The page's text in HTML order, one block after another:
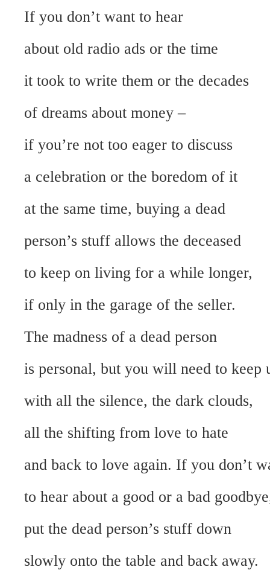
If you don’t want to hear
about old radio ads or the time
it took to write them or the decades
of dreams about money –
if you’re not too eager to discuss
a celebration or the boredom of it
at the same time, buying a dead
person’s stuff allows the deceased
to keep on living for a while longer,
if only in the garage of the seller.
The madness of a dead person
is personal, but you will need to keep
with all the silence, the dark clouds,
all the shifting from love to hate
and back to love again. If you don’t
to hear about a good or a bad
put the dead person’s stuff down
slowly onto the table and back away.